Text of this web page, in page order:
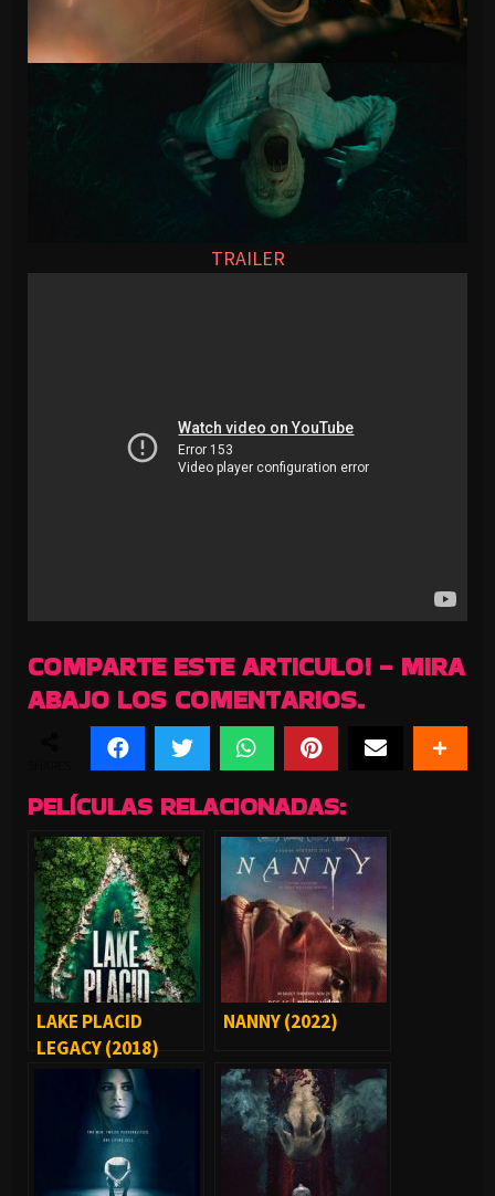
TRAILER
COMPARTE ESTE ARTICULO! - MIRA
ABAJO LOS COMENTARIOS.
PELÍCULAS RELACIONADAS:
LAKE PLACID
LEGACY (2018)
NANNY (2022)